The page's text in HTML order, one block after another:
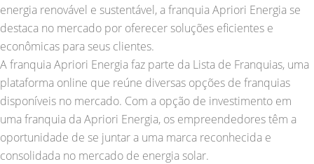
energia renovável e sustentável, a franquia Apriori Energia se
destaca no mercado por oferecer soluções eficientes e
econômicas para seus clientes.
A franquia Apriori Energia faz parte da Lista de Franquias, uma
plataforma online que reúne diversas opções de franquias
disponíveis no mercado. Com a opção de investimento em
uma franquia da Apriori Energia, os empreendedores têm a
oportunidade de se juntar a uma marca reconhecida e
consolidada no mercado de energia solar.